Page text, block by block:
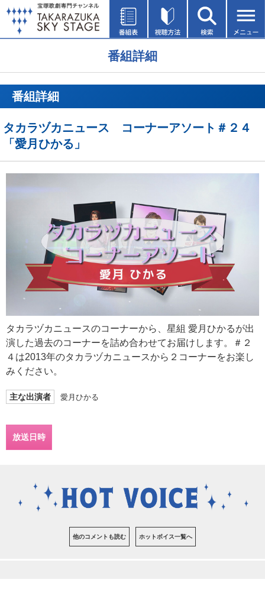
番組詳細
番組詳細
タカラヅカニュース コーナーアソート＃２４
「愛月ひかる」
タカラヅカニュースのコーナーから、星組 愛月ひかるが出
演した過去のコーナーを詰め合わせてお届けします。＃２
４は2013年のタカラヅカニュースから２コーナーをお楽し
みください。
主な出演者 愛月ひかる
放送日時
他のコメントも読む ホットボイス一覧へ